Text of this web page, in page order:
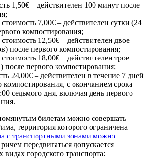
1,50€ – действителен 100 минут после
7,00€ – действителен сутки (24
компостирования;
12,50€ – действителен двое
после первого компостирования;
18,00€ – действителен трое
после первого компостирования;
24,00€ – действителен в течение 7 дней
компостирования, с окончанием срока
седьмого дня, включая день первого
билетам можно совершать
территория которого ограничена
с транспортными зонами можно
передвигаться допускается
видах городского транспорта: